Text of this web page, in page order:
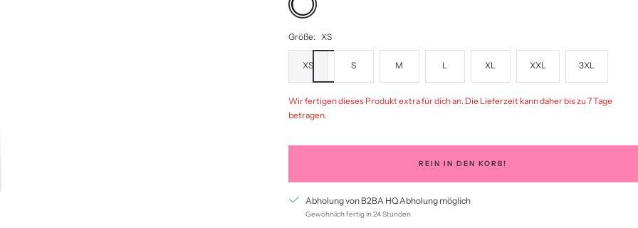
Größe: XS
XS S M L XL XXL 3XL
Wir fertigen dieses Produkt extra für dich an. Die Lieferzeit kann daher bis zu 7 Tage
betragen.
REIN IN DEN KORB!
Abholung von B2BA HQ Abholung möglich
Gewöhnlich fertig in 24 Stunden